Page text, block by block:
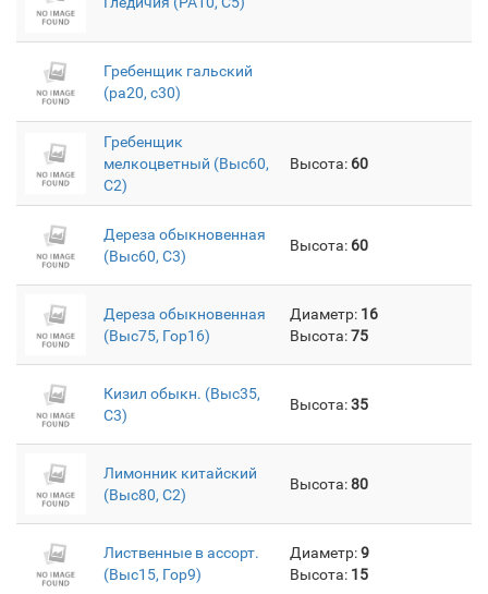
Гребенщик гальский
(pa20, c30)
Гребенщик
мелкоцветный (Выс60,
C2)
Высота: 60
Дереза обыкновенная
(Выс60, С3)
Высота: 60
Дереза обыкновенная
(Выс75, Гор16)
Диаметр: 16
Высота:75
Кизил обыкн. (Выс35,
C3)
Высота:35
Лимонник китайский
(Выс80, C2)
Высота:80
Лиственные в ассорт.
(Выс15, Гор9)
Диаметр:9
Высота: 15